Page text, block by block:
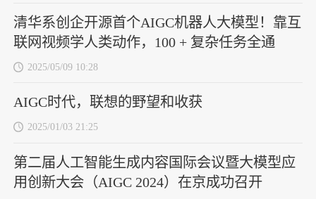
清华系创企开源首个AIGC机器人大模型！靠互
联网视频学人类动作，100 + 复杂任务全通
2025/05/09 10:28
AIGC时代，联想的野望和收获
2025/01/03 21:25
第二届人工智能生成内容国际会议暨大模型应
用创新大会（AIGC 2024）在京成功召开